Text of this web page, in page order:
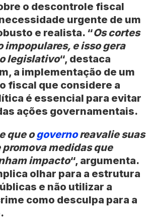
o descontrole fiscal
urgente de um
e realista. “Os cortes
impopulares, e isso gera
legislativo“, destaca
a implementação de um
fiscal que considere a
é essencial para evitar
ações governamentais.
que ogovernoreavalie suas
medidas que
impacto“, argumenta.
olhar para a estrutura
e não utilizar a
como desculpa para a